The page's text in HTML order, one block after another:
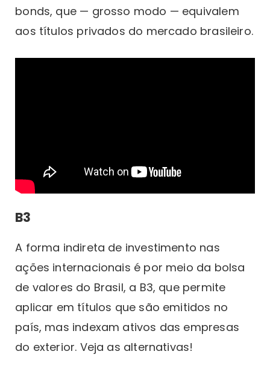
bonds, que — grosso modo — equivalem
aos títulos privados do mercado brasileiro.
B3
A forma indireta de investimento nas
ações internacionais é por meio da bolsa
de valores do Brasil, a B3, que permite
aplicar em títulos que são emitidos no
país, mas indexam ativos das empresas
do exterior. Veja as alternativas!